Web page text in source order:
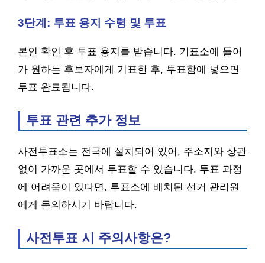
3단계: 투표 용지 수령 및 투표
본인 확인 후 투표 용지를 받습니다. 기표소에 들어
가 원하는 후보자에게 기표한 후, 투표함에 넣으면
투표 완료됩니다.
투표 관련 추가 정보
사전투표소는 전국에 설치되어 있어, 주소지와 상관
없이 가까운 곳에서 투표할 수 있습니다. 투표 과정
에 어려움이 있다면, 투표소에 배치된 선거 관리원
에게 문의하시기 바랍니다.
사전투표 시 주의사항은?